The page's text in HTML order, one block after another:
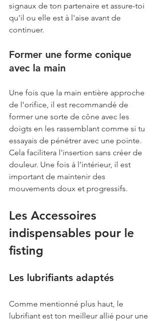
signaux de ton partenaire et assure-toi
qu'il ou elle est à l'aise avant de
continuer.
Former une forme conique
avec la main
Une fois que la main entière approche
de l’orifice, il est recommandé de
former une sorte de cône avec les
doigts en les rassemblant comme si tu
essayais de pénétrer avec une pointe.
Cela facilitera l'insertion sans créer de
douleur. Une fois à l’intérieur, il est
important de maintenir des
mouvements doux et progressifs.
Les Accessoires
indispensables pour le
fisting
Les lubrifiants adaptés
Comme mentionné plus haut, le
lubrifiant est ton meilleur allié pour une